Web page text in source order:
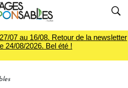
07 au 16/08. Retour de la newsletter
24/08/2026. Bel été !